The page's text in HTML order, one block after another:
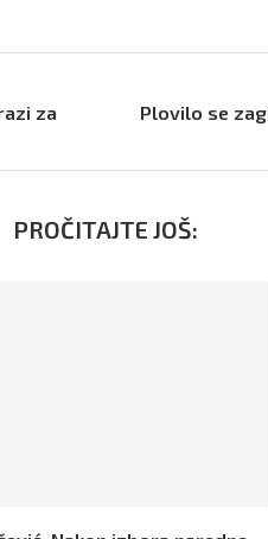
za
Plovilo se
PROČITAJTE JOŠ: